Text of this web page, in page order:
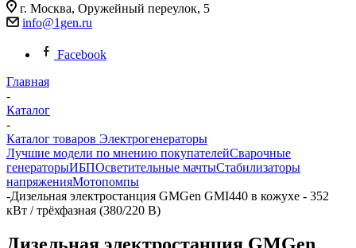
г. Москва, Оружейный переулок, 5
info@1gen.ru
Facebook
Главная
-
Каталог
-
Каталог товаров Электрогенераторы
Лучшие модели по мнению покупателейСварочные
генераторыИБПОсветительные мачтыСтабилизаторы
напряженияМотопомпы
-Дизельная электростанция GMGen GMI440 в кожухе - 352
кВт / трёхфазная (380/220 В)
Дизельная электростанция GMGen